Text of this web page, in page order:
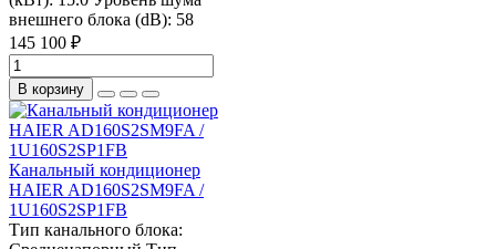
внешнего блока (dB): 58
145 100 ₽
В корзину
Канальный кондиционер
HAIER AD160S2SM9FA /
1U160S2SP1FB
Тип канального блока: